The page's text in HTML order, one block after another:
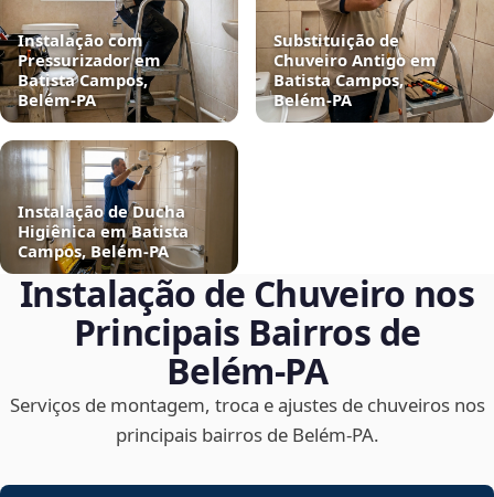
Instalação com
Pressurizador em
Batista Campos,
Belém‑PA
Substituição de
Chuveiro Antigo em
Batista Campos,
Belém‑PA
Instalação de Ducha
Higiênica em Batista
Campos, Belém‑PA
Instalação de Chuveiro nos
Principais Bairros de
Belém‑PA
Serviços de montagem, troca e ajustes de chuveiros nos
principais bairros de Belém‑PA.